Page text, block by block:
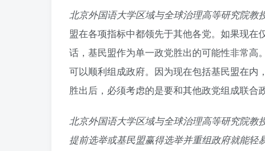
北京外国语大学区域与全球治理高等研究院教
盟在各项指标中都领先于其他各党。如果现
话，基民盟作为单一政党胜出的可能性非常
可以顺利组成政府。因为现在包括基民盟在
胜出后，必须考虑的是要和其他政党组成联
北京外国语大学区域与全球治理高等研究院教
提前选举或基民盟赢得选举并重组政府就能轻